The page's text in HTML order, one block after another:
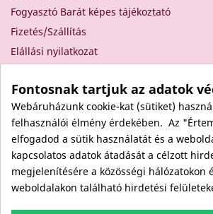
Fogyasztó Barát képes tájékoztató
Fizetés/Szállítás
Elállási nyilatkozat
Rólunk
Kapcsolat
Viszonteladóknak
Kövess minket itt is!
Facebook
Fontosnak tartjuk az adatok
Webáruházunk cookie-kat (sütiket)
felhasználói élmény érdekében. Az
elfogadod a sütik használatát és a
kapcsolatos adatok átadását a célzott
megjelenítésére a közösségi hálózatokon
weboldalakon található hirdetési